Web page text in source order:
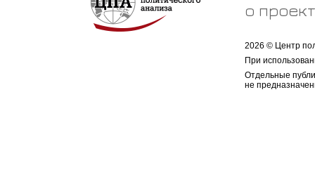
о
2026 © Центр
При
Отдельные
не